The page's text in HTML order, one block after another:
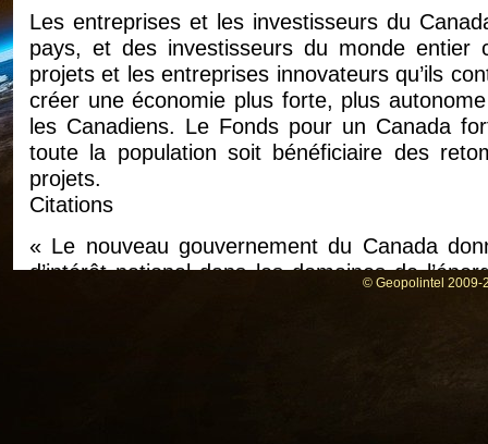
Les entreprises et les investisseurs du
pays, et des investisseurs du monde entier
projets et les entreprises innovateurs qu’ils
créer une économie plus forte, plus
les Canadiens. Le Fonds pour un Canada
toute la population soit bénéficiaire des
projets.
Citations
« Le nouveau gouvernement du Canada
d’intérêt national dans les domaines de© Geopolintel 2009-